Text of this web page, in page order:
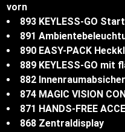
vorn
893 KEYLESS-GO
891
890 EASY-PACK
889 KEYLESS-GO mit
882
874 MAGIC VISION
871 HANDS-FREE
868 Zentraldisplay